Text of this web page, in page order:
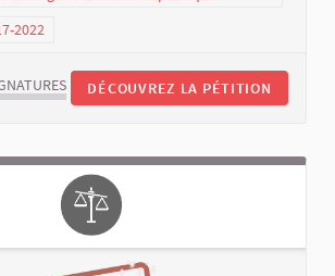
2022
DÉCOUVREZ LA PÉTITION